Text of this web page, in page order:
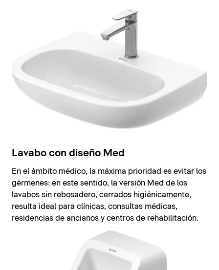
Lavabo con diseño Med
En el ámbito médico, la máxima prioridad es evitar los
gérmenes: en este sentido, la versión Med de los
lavabos sin rebosadero, cerrados higiénicamente,
resulta ideal para clínicas, consultas médicas,
residencias de ancianos y centros de rehabilitación.